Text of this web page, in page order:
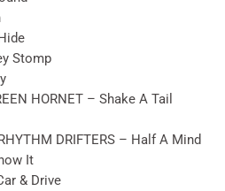
Stomp
HORNET – Shake A Tail
DRIFTERS – Half A Mind
It
& Drive